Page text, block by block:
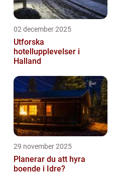
02 december 2025
Utforska
hotellupplevelser i
Halland
29 november 2025
Planerar du att hyra
boende i Idre?